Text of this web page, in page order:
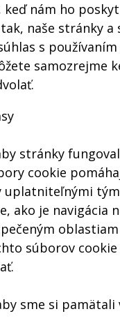
keď nám ho
naše stránky a
s
samozrejme
stránky
cookie
uplatniteľnými
ako je navigácia
súborov cookie
sme si pamätali